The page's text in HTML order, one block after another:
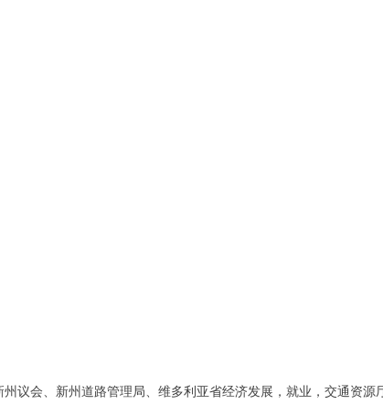
州议会 新州道路管理局 维多利亚省经济发展，就业，交通资源